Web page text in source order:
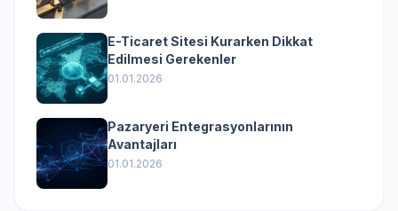
E-Ticaret Sitesi Kurarken Dikkat
Edilmesi Gerekenler
01.01.2026
Pazaryeri Entegrasyonlarının
Avantajları
01.01.2026